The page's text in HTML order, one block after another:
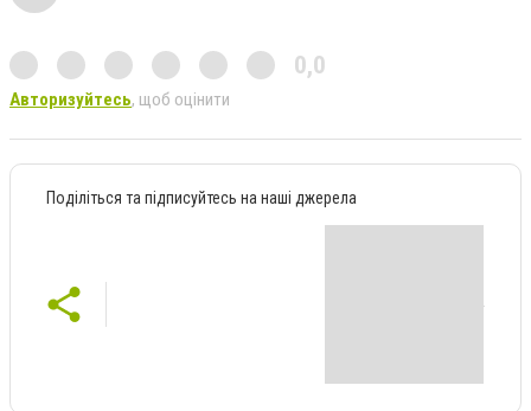
0,0
Авторизуйтесь, щоб оцінити
Поділіться та підписуйтесь на наші джерела